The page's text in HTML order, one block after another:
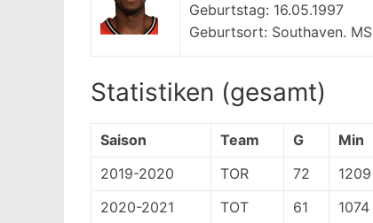
Geburtstag: 16.05.1997
Geburtsort: Southaven. MS
Statistiken (gesamt)
Saison Team G Min
2019-2020
TOR 72 1209
2020-2021
TOT 61 1074